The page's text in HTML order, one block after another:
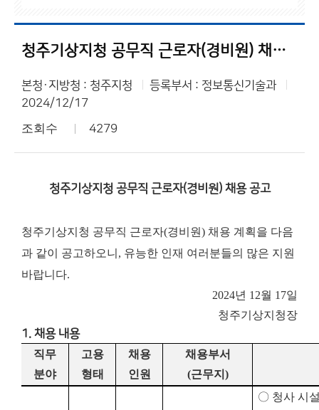
청주기상지청 공무직 근로자(경비원) 채용 공고
본청·지방청 : 청주지청
등록부서 : 정보통신기술과
2024/12/17
조회수 4279
청주기상지청 공무직 근로자(경비원) 채용 공고
청주기상지청 공무직 근로자(경비원) 채용 계획을 다음
과 같이 공고하오니, 유능한 인재 여러분들의 많은 지원
바랍니다.
2024년 12월 17일
청주기상지청장
1. 채용 내용
직무
분야
고용
형태
채용
인원
채용부서
(근무지 )
〇 청사 시